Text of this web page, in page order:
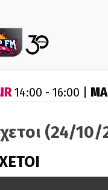
14:00 - 16:00 |
(24/10/